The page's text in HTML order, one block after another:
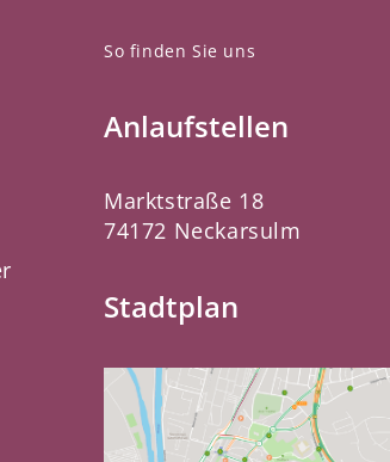
So finden Sie uns
Anlaufstellen
Marktstraße 18
74172 Neckarsulm
Stadtplan